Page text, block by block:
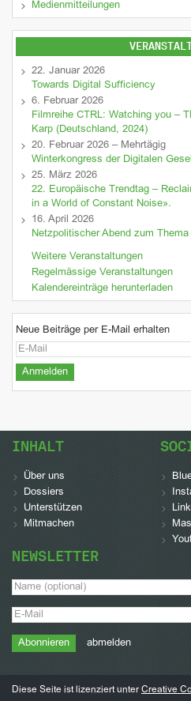
Medienmitteilungen
22. Januar 2026
Towards Digital Sufficiency
6. Februar 2026
Filmreihe CTRL: Watching you –
Karp (Deutschland, 2024)
20. Februar 2026 – Mehrtägig
Winterkongress der Digitalen
25. März 2026
22. Europäische Trendtag –
in a World of Constant Noise».
16. April 2026
Netzpolitischer Abend zum
Weitere Veranstaltungen
Regelmässige Veranstaltungen
Kalendereinträge herunterladen
Neue Beiträge per E-Mail erhalten
INHALT
Über uns
Dossiers
Unterstützen
Mitmachen
NEWSLETTER
abmelden
Diese Seite ist lizenziert unter Creative